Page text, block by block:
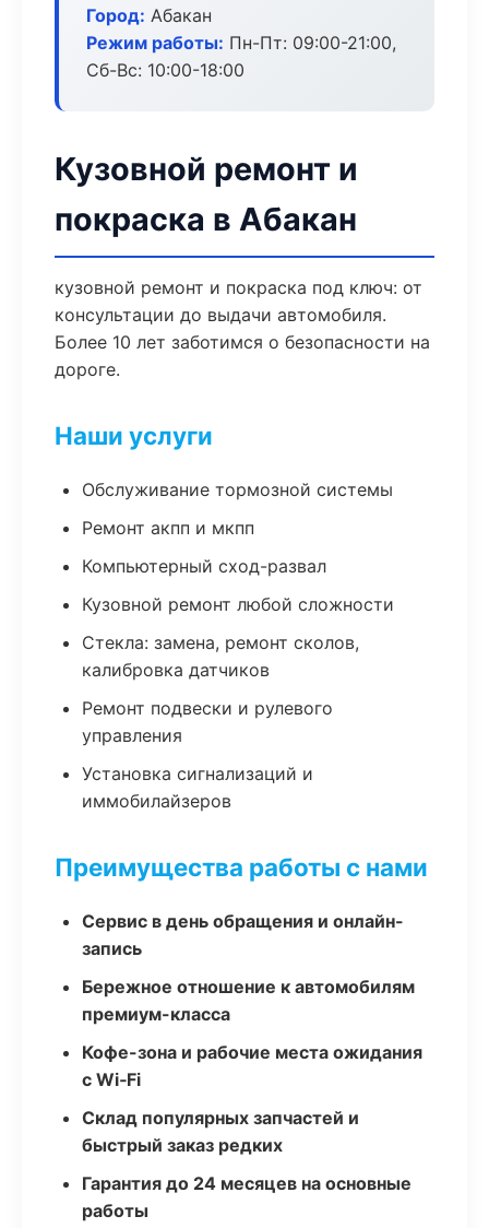
Город: Абакан
Режим работы: Пн-Пт: 09:00-21:00,
Сб-Вс: 10:00-18:00
Кузовной ремонт и
покраска в Абакан
кузовной ремонт и покраска под ключ: от
консультации до выдачи автомобиля.
Более 10 лет заботимся о безопасности на
дороге.
Наши услуги
Обслуживание тормозной системы
Ремонт акпп и мкпп
Компьютерный сход-развал
Кузовной ремонт любой сложности
Стекла: замена, ремонт сколов,
калибровка датчиков
Ремонт подвески и рулевого
управления
Установка сигнализаций и
иммобилайзеров
Преимущества работы с нами
Сервис в день обращения и онлайн-
запись
Бережное отношение к автомобилям
премиум-класса
Кофе-зона и рабочие места ожидания
с Wi‑Fi
Склад популярных запчастей и
быстрый заказ редких
Гарантия до 24 месяцев на основные
работы